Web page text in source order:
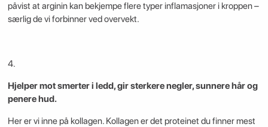
påvist at arginin kan bekjempe flere typer inflamasjoner i kroppen –
særlig de vi forbinner ved overvekt.
4.
Hjelper mot smerter i ledd, gir sterkere negler, sunnere hår og
penere hud.
Her er vi inne på kollagen. Kollagen er det proteinet du finner mest